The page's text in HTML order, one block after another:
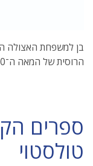
בן למשפחת האצולה
הרוסית של המאה ה־20 – נחשב לחלוץ המדע הבדיוני הסובייטי.
ספרים
טולסטוי